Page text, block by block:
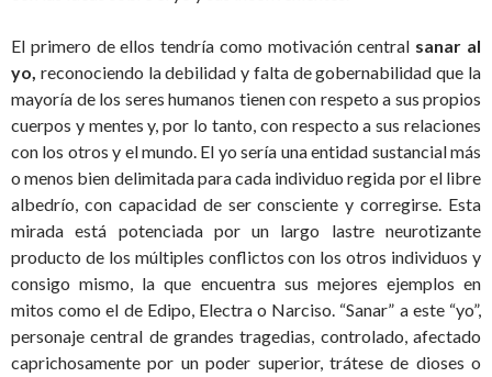
El primero de ellos tendría como motivación central sanar al
yo, reconociendo la debilidad y falta de gobernabilidad que la
mayoría de los seres humanos tienen con respeto a sus propios
cuerpos y mentes y, por lo tanto, con respecto a sus relaciones
con los otros y el mundo. El yo sería una entidad sustancial más
o menos bien delimitada para cada individuo regida por el libre
albedrío, con capacidad de ser consciente y corregirse. Esta
mirada está potenciada por un largo lastre neurotizante
producto de los múltiples conflictos con los otros individuos y
consigo mismo, la que encuentra sus mejores ejemplos en
mitos como el de Edipo, Electra o Narciso. “Sanar” a este “yo”,
personaje central de grandes tragedias, controlado, afectado
caprichosamente por un poder superior, trátese de dioses o